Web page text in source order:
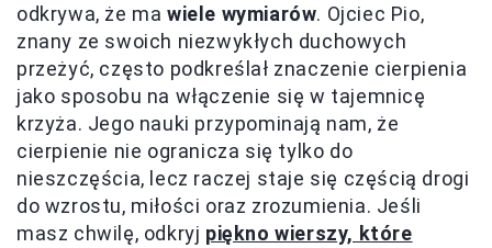
odkrywa, że ma wiele wymiarów. Ojciec Pio,
znany ze swoich niezwykłych duchowych
przeżyć, często podkreślał znaczenie cierpienia
jako sposobu na włączenie się w tajemnicę
krzyża. Jego nauki przypominają nam, że
cierpienie nie ogranicza się tylko do
nieszczęścia, lecz raczej staje się częścią drogi
do wzrostu, miłości oraz zrozumienia. Jeśli
masz chwilę, odkryj piękno wierszy, które